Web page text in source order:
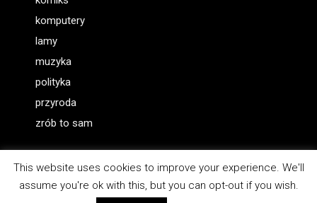
komputery
lamy
muzyka
polityka
przyroda
zrób to sam
This website uses cookies to improve your experience. We'll
assume you're ok with this, but you can opt-out if you wish.